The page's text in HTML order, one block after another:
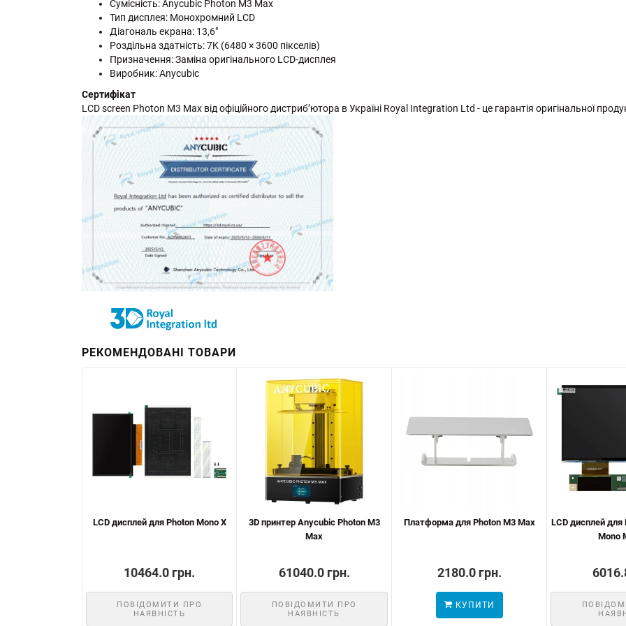
Сумісність: Anycubic Photon M3 Max
Тип дисплея: Монохромний LCD
Діагональ екрана: 13,6"
Роздільна здатність: 7K (6480 × 3600 пікселів)
Призначення: Заміна оригінального LCD-дисплея
Виробник: Anycubic
Сертифікат
LCD screen Photon M3 Max від офіційного дистриб’ютора в Україні Royal Integration Ltd - це гарантія оригінальної
РЕКОМЕНДОВАНІ ТОВАРИ
LCD дисплей для Photon Mono X
10464.0 грн.
ПОВІДОМИТИ ПРО
НАЯВНІСТЬ
3D принтер Anycubic Photon M3
Max
61040.0 грн.
ПОВІДОМИТИ ПРО
НАЯВНІСТЬ
Платформа для Photon M3 Max
2180.0 грн.
КУПИТИ
LCD дисплей для
Mono